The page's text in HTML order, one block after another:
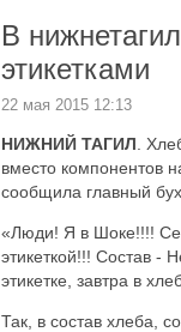
В
этикетками
22 мая 2015 12:13
НИЖНИЙ ТАГИЛ .
вместо компонентов
сообщила главный
«Люди! Я в Шоке!!!!
этикеткой!!! Состав -
этикетке, завтра в
Так, в состав хлеба,